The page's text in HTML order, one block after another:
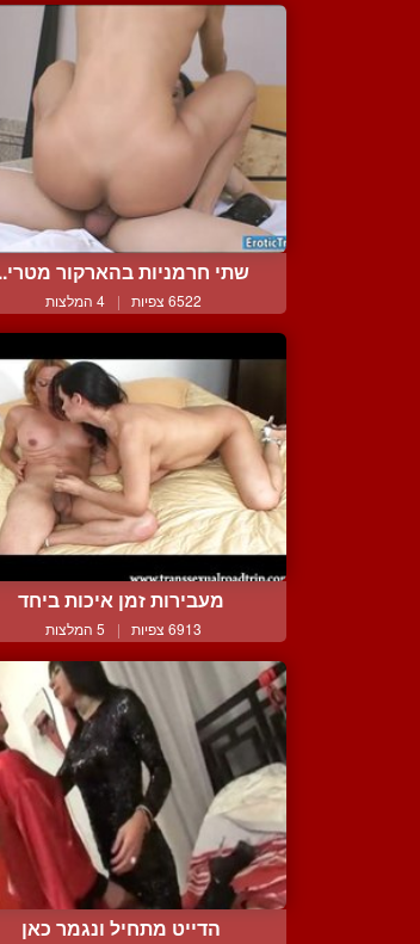
שתי חרמניות בהארקור
6522 צפיות | 4 המלצות
מעבירות זמן איכות ביחד
6913 צפיות | 5 המלצות
הדייט מתחיל ונגמר כאן